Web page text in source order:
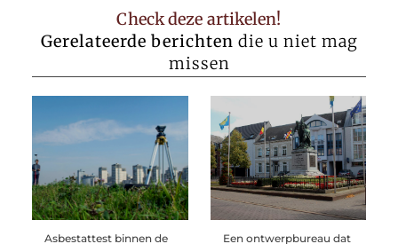
Check deze artikelen!
Gerelateerde berichten die u niet mag
missen
Asbestattest binnen de
Een ontwerpbureau dat